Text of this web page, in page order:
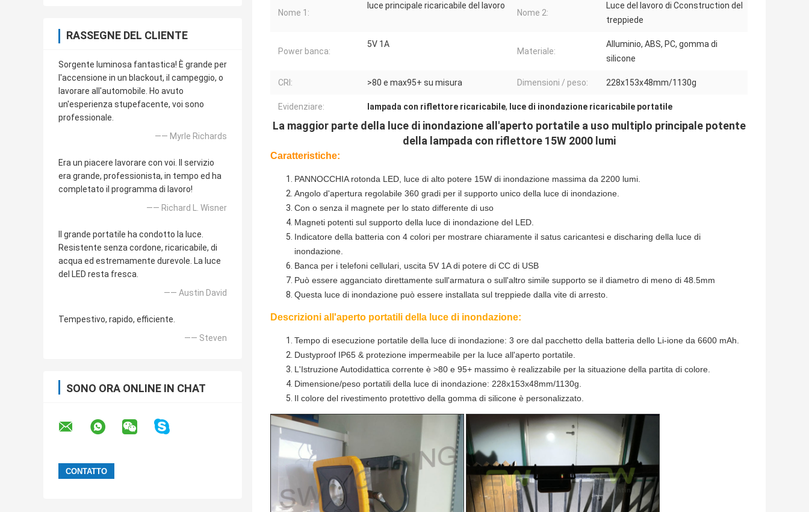
RASSEGNE DEL CLIENTE
Sorgente luminosa fantastica! È grande per
l'accensione in un blackout, il campeggio, o
lavorare all'automobile. Ho avuto
un'esperienza stupefacente, voi sono
professionale.
—— Myrle Richards
Era un piacere lavorare con voi. Il servizio
era grande, professionista, in tempo ed ha
completato il programma di lavoro!
—— Richard L. Wisner
Il grande portatile ha condotto la luce.
Resistente senza cordone, ricaricabile, di
acqua ed estremamente durevole. La luce
del LED resta fresca.
—— Austin David
Tempestivo, rapido, efficiente.
—— Steven
SONO ORA ONLINE IN CHAT
Nome 1:
luce principale ricaricabile del lavoro
Nome 2:
Luce del lavoro di Cconstruction del
treppiede
Power banca:
5V 1A
Materiale:
Alluminio, ABS, PC, gomma di
silicone
CRI: >80 e max95+ su misura Dimensioni / peso: 228x153x48mm/1130g
Evidenziare: lampada con riflettore ricaricabile, luce di inondazione ricaricabile portatile
La maggior parte della luce di inondazione all'aperto portatile a uso multiplo principale potente
della lampada con riflettore 15W 2000 lumi
Caratteristiche:
PANNOCCHIA rotonda LED, luce di alto potere 15W di inondazione massima da 2200 lumi.
Angolo d'apertura regolabile 360 gradi per il supporto unico della luce di inondazione.
Con o senza il magnete per lo stato differente di uso
Magneti potenti sul supporto della luce di inondazione del LED.
Indicatore della batteria con 4 colori per mostrare chiaramente il satus caricantesi e discharing della luce di
inondazione.
Banca per i telefoni cellulari, uscita 5V 1A di potere di CC di USB
Può essere agganciato direttamente sull'armatura o sull'altro simile supporto se il diametro di meno di 48.5mm
Questa luce di inondazione può essere installata sul treppiede dalla vite di arresto.
Descrizioni all'aperto portatili della luce di inondazione:
Tempo di esecuzione portatile della luce di inondazione: 3 ore dal pacchetto della batteria dello Li-ione da 6600 mAh.
Dustyproof IP65 & protezione impermeabile per la luce all'aperto portatile.
L'Istruzione Autodidattica corrente è >80 e 95+ massimo è realizzabile per la situazione della partita di colore.
Dimensione/peso portatili della luce di inondazione: 228x153x48mm/1130g.
Il colore del rivestimento protettivo della gomma di silicone è personalizzato.